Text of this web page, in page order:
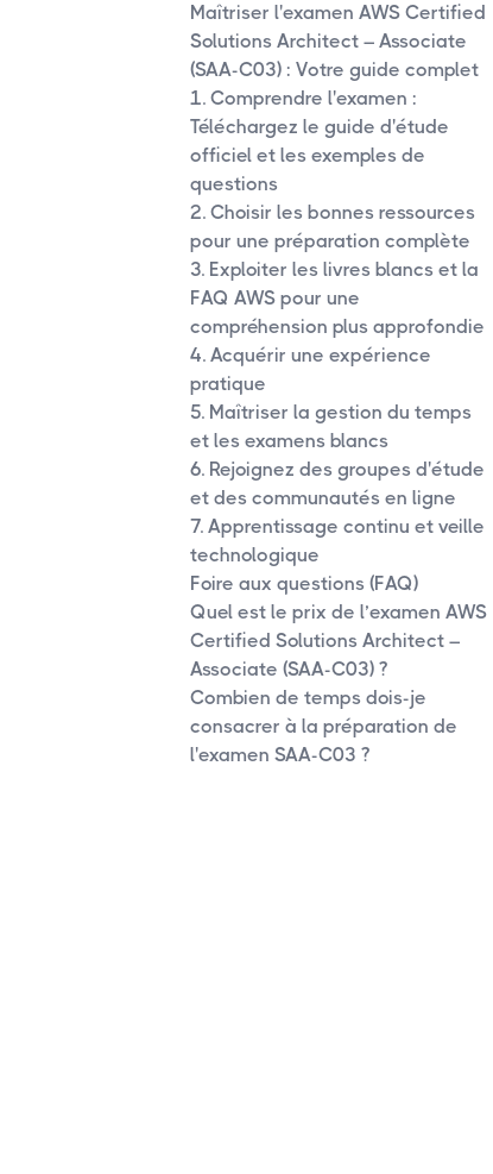
Maîtriser l'examen AWS Certified
Solutions Architect – Associate
(SAA-C03) : Votre guide complet
1. Comprendre l'examen :
Téléchargez le guide d'étude
officiel et les exemples de
questions
2. Choisir les bonnes ressources
pour une préparation complète
3. Exploiter les livres blancs et la
FAQ AWS pour une
compréhension plus approfondie
4. Acquérir une expérience
pratique
5. Maîtriser la gestion du temps
et les examens blancs
6. Rejoignez des groupes d'étude
et des communautés en ligne
7. Apprentissage continu et veille
technologique
Foire aux questions (FAQ)
Quel est le prix de l’examen AWS
Certified Solutions Architect –
Associate (SAA-C03) ?
Combien de temps dois-je
consacrer à la préparation de
l'examen SAA-C03 ?